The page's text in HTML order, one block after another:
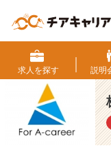
求人を探す 説明